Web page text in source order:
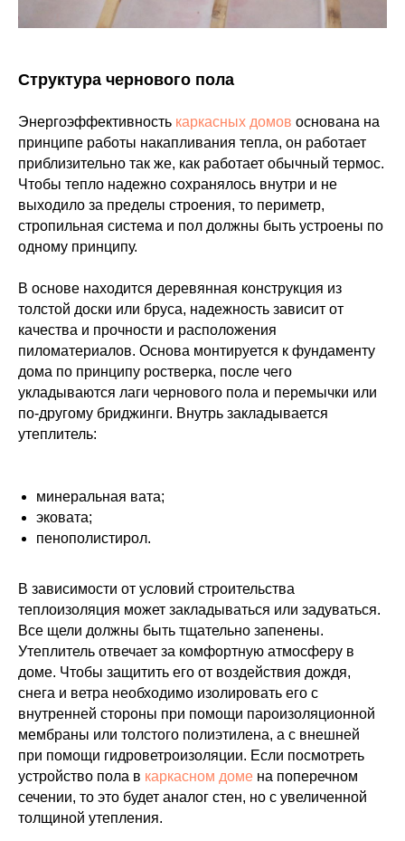
Структура чернового пола
Энергоэффективность каркасных домов основана на
принципе работы накапливания тепла, он работает
приблизительно так же, как работает обычный термос.
Чтобы тепло надежно сохранялось внутри и не
выходило за пределы строения, то периметр,
стропильная система и пол должны быть устроены по
одному принципу.
В основе находится деревянная конструкция из
толстой доски или бруса, надежность зависит от
качества и прочности и расположения
пиломатериалов. Основа монтируется к фундаменту
дома по принципу ростверка, после чего
укладываются лаги чернового пола и перемычки или
по-другому бриджинги. Внутрь закладывается
утеплитель:
минеральная вата;
эковата;
пенополистирол.
В зависимости от условий строительства
теплоизоляция может закладываться или задуваться.
Все щели должны быть тщательно запенены.
Утеплитель отвечает за комфортную атмосферу в
доме. Чтобы защитить его от воздействия дождя,
снега и ветра необходимо изолировать его с
внутренней стороны при помощи пароизоляционной
мембраны или толстого полиэтилена, а с внешней
при помощи гидроветроизоляции. Если посмотреть
устройство пола в каркасном доме на поперечном
сечении, то это будет аналог стен, но с увеличенной
толщиной утепления.